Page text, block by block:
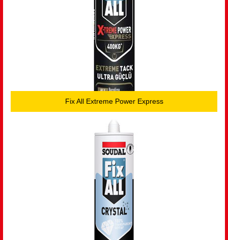
Fix All Extreme Power Express